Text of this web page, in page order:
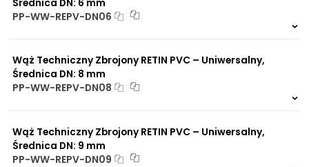
PP-WW-REPV-DN06
Wąż Techniczny Zbrojony RETIN PVC – Uniwersalny,
Średnica DN: 8 mm
PP-WW-REPV-DN08
Wąż Techniczny Zbrojony RETIN PVC – Uniwersalny,
Średnica DN: 9 mm
PP-WW-REPV-DN09